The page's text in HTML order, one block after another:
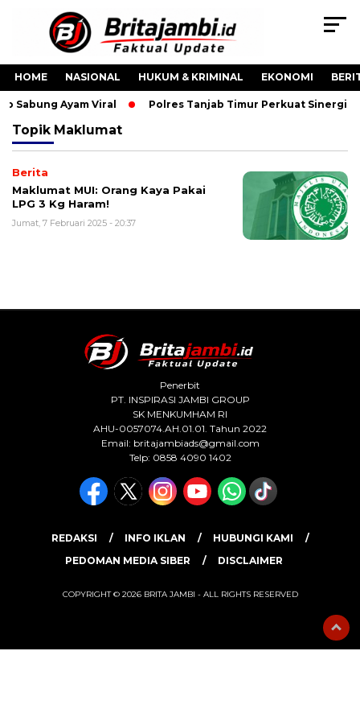
HOME NASIONAL HUKUM & KRIMINAL EKONOMI
Sabung Ayam Viral Polres Tanjab Timur Perkuat Sinergi
Topik Maklumat
Berita
Maklumat MUI: Orang Kaya Pakai
LPG 3 Kg Haram!
Jumat, 7 Februari 2025 - 20:37
Penerbit
PT. INSPIRASI JAMBI GROUP
SK MENKUMHAM RI
AHU-0057074.AH.01.01. Tahun 2022
Email: britajambiads@gmail.com
Telp: 0858 4090 1402
REDAKSI INFO IKLAN
HUBUNGI KAMI
PEDOMAN MEDIA SIBER
DISCLAIMER
COPYRIGHT © 2026 BRITA JAMBI - ALL RIGHTS RESERVED